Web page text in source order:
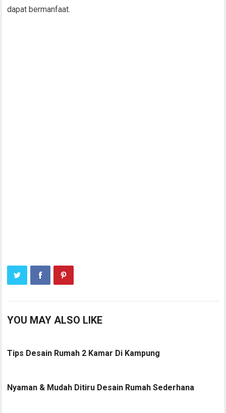
dapat bermanfaat.
YOU MAY ALSO LIKE
Tips Desain Rumah 2 Kamar Di Kampung
Nyaman & Mudah Ditiru Desain Rumah Sederhana